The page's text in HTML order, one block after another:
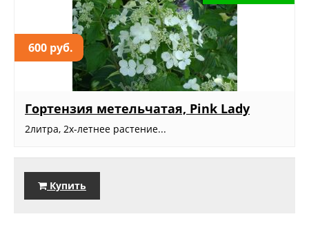
600 руб.
Гортензия метельчатая, Pink Lady
2литра, 2х-летнее растение...
Купить